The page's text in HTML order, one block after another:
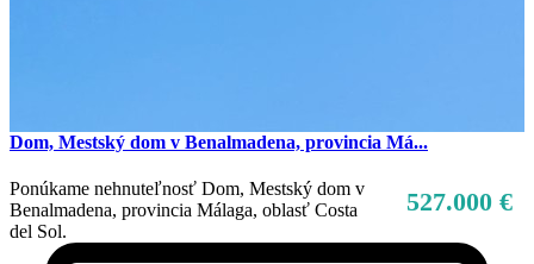
Dom, Mestský dom v Benalmadena, provincia Má...
527.000 €
Ponúkame nehnuteľnosť Dom, Mestský dom v
Benalmadena, provincia Málaga, oblasť Costa
del Sol.